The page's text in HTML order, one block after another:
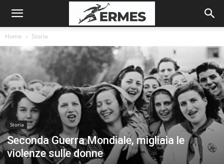
Home Storia
Storia
Seconda Guerra Mondiale, migliaia le
violenze sulle donne